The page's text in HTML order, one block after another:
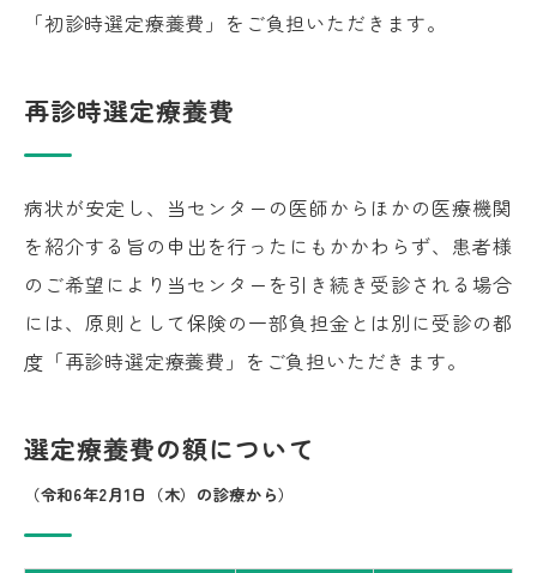
「初診時選定療養費」をご負担いただきます。
再診時選定療養費
病状が安定し、当センターの医師からほかの医療機関
を紹介する旨の申出を行ったにもかかわらず、患者様
のご希望により当センターを引き続き受診される場合
には、原則として保険の一部負担金とは別に受診の都
度「再診時選定療養費」をご負担いただきます。
選定療養費の額について
（令和6年2月1日（木）の診療から）